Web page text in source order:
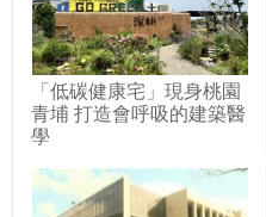
「低碳健康宅」現身桃園
青埔 打造會呼吸的建築醫
學